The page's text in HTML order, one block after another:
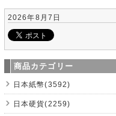
2026年8月7日
商品カテゴリー
日本紙幣(3592)
日本硬貨(2259)